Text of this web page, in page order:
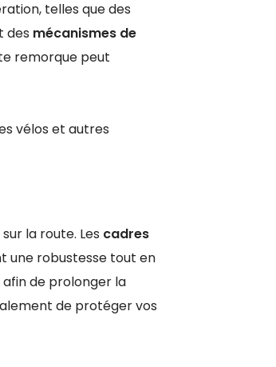
telles que des
des mécanismes de
remorque peut
vélos et autres
la route. Les cadres
une robustesse tout en
de prolonger la
de protéger vos